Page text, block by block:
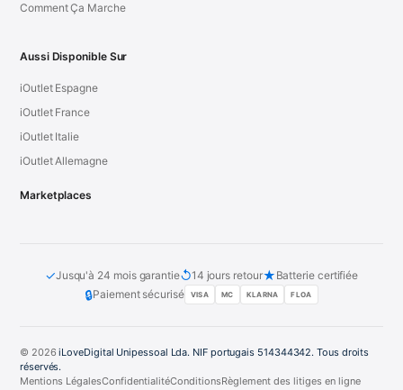
Comment Ça Marche
Aussi Disponible Sur
iOutlet Espagne
iOutlet France
iOutlet Italie
iOutlet Allemagne
Marketplaces
✓Jusqu'à 24 mois garantie↺14 jours retour★ Batterie certifiée
🔒Paiement sécurisé VISA MC KLARNA FLOA
© 2026iLoveDigital Unipessoal Lda. NIF portugais 514344342. Tous droits
réservés.
Mentions LégalesConfidentialitéConditionsRèglement des litiges en ligne